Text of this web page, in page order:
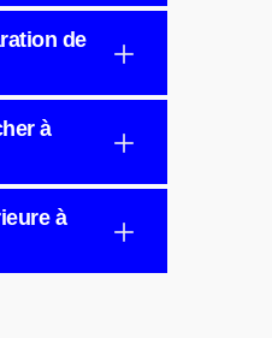
de
à
à